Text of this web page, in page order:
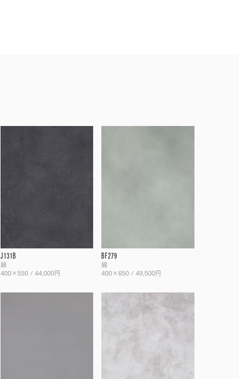
J131B
綿
400×550 / 44,000円
BF279
綿
400×650 / 49,500円